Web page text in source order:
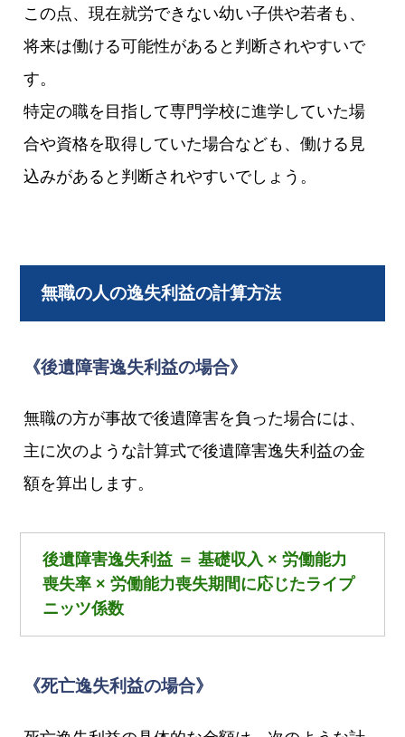
この点、現在就労できない幼い子供や若者も、
将来は働ける可能性があると判断されやすいで
す。
特定の職を目指して専門学校に進学していた場
合や資格を取得していた場合なども、働ける見
込みがあると判断されやすいでしょう。
無職の人の逸失利益の計算方法
《後遺障害逸失利益の場合》
無職の方が事故で後遺障害を負った場合には、
主に次のような計算式で後遺障害逸失利益の金
額を算出します。
後遺障害逸失利益 ＝ 基礎収入 × 労働能力
喪失率 × 労働能力喪失期間に応じたライプ
ニッツ係数
《死亡逸失利益の場合》